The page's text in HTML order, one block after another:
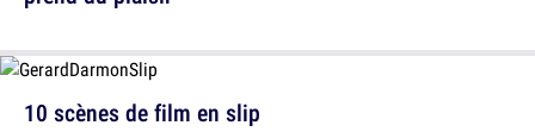
10 scènes de film en slip